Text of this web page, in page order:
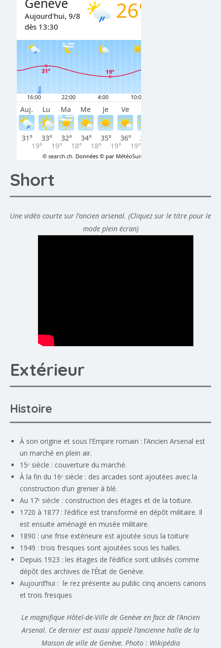
Short
Une vidéo courte sur l’ancien arsenal. (Cliquez sur le titre pour le
mode plein écran)
Extérieur
Histoire
À son origine et sous l’Empire romain : l’Ancien Arsenal est
un marché en plein air.
15ᵉ siècle : couverture du marché.
À la fin du 16ᵉ siècle : des arcades sont ajoutées avec la
construction d’un grenier à blé.
Au 17ᵉ siècle : construction des étages et de la toiture.
1720 à 1877 : l’édifice est transformé en dépôt militaire. Il
est ensuite aménagé en musée militaire.
1890 : une frise extérieure est ajoutée sous la toiture
1949 : trois fresques sont ajoutées sous les halles.
Depuis 1923 : les étages de l’édifice sont utilisés comme
dépôt des archives de l’État de Genève.
Aujourd’hui : le rez présente au public cinq anciens canons
et trois fresques
Le magnifique Hôtel-de-Ville de Genève en face de l’Ancien
Arsenal. Ce dernier est aussi appelé l’ancienne halle de la
Maison de ville de Genève. Photo : Wikipédia